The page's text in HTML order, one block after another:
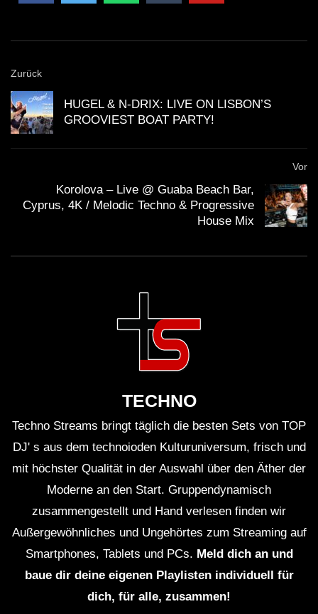
Zurück
HUGEL & N-DRIX: LIVE ON LISBON’S
GROOVIEST BOAT PARTY!
Vor
Korolova – Live @ Guaba Beach Bar,
Cyprus, 4K / Melodic Techno & Progressive
House Mix
TECHNO
Techno Streams bringt täglich die besten Sets von TOP
DJ' s aus dem technoioden Kulturuniversum, frisch und
mit höchster Qualität in der Auswahl über den Äther der
Moderne an den Start. Gruppendynamisch
zusammengestellt und Hand verlesen finden wir
Außergewöhnliches und Ungehörtes zum Streaming auf
Smartphones, Tablets und PCs. Meld dich an und
baue dir deine eigenen Playlisten individuell für
dich, für alle, zusammen!